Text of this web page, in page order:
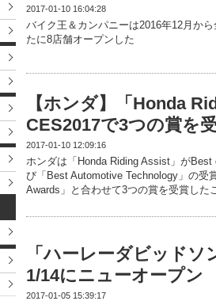
2017-01-10 16:04:28
バイク王＆カンパニーは2016年12月か
たに8店舗オープンした
【ホンダ】「Honda
CES2017で3つの賞を
2017-01-10 12:09:16
ホンダは「Honda Riding Assist」が
び「Best Automotive Technology」の受
Awards」と合わせて3つの賞を受賞した
「ハーレーダビッド
1/14にニューオープン
2017-01-05 15:39:17